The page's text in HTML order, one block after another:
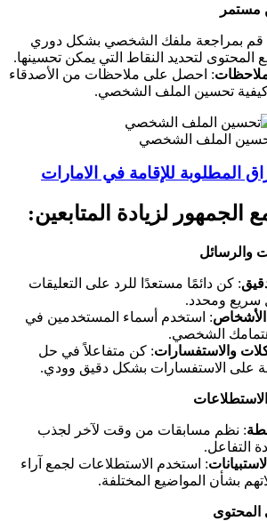
مستمر
قم بمراجعة ملفك الشخصي بشكل دوري
المحتوى لتحديد النقاط التي يمكن تحسينها.
: احصل على ملاحظات من الأصدقاء
كيفية تحسين الملف الشخصي.
الملف الشخصي
المطلوبة للإقامة في الامارات
الجمهور لزيادة المتابعين:
والرسائل
: كن دائمًا مستعدًا للرد على التعليقات
سريع ومحدد.
الأشخاص: استخدم أسماء المستخدمين في
الشخصي.
والاستفسارات: كن متفاعلاً في حل
على الاستفسارات بشكل دقيق وودي.
: نظم مسابقات من وقت لآخر لجذب
التفاعل.
: استخدم الاستطلاعات لجمع آراء
بشأن المواضيع المختلفة.
المحتوى